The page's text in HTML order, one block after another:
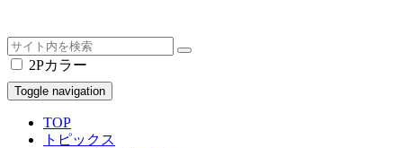
2Pカラー
Toggle navigation
TOP
トピックス